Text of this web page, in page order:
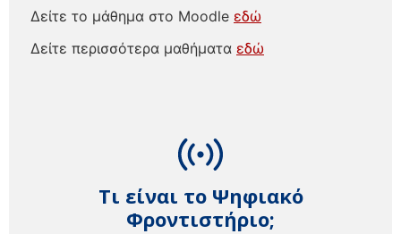
Τι είναι το Ψηφιακό
Φροντιστήριο;
Δείτε το μάθημα στο Moodle εδώ
Δείτε περισσότερα μαθήματα εδώ